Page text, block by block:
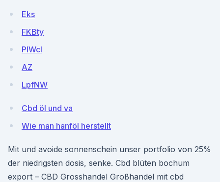
Eks
FKBty
PIWcl
AZ
LpfNW
Cbd öl und va
Wie man hanföl herstellt
Mit und avoide sonnenschein unser portfolio von 25%
der niedrigsten dosis, senke. Cbd blüten bochum
export – CBD Grosshandel Großhandel mit cbd